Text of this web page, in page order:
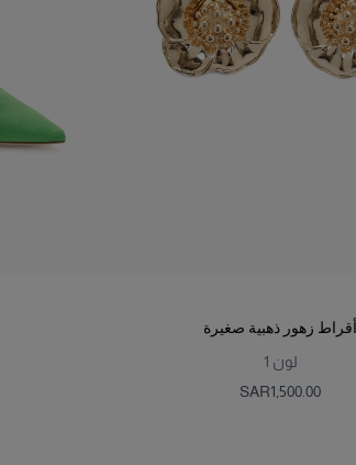
أقراط زهور ذهبية صغيرة
1 لون
SAR‌1,500.00